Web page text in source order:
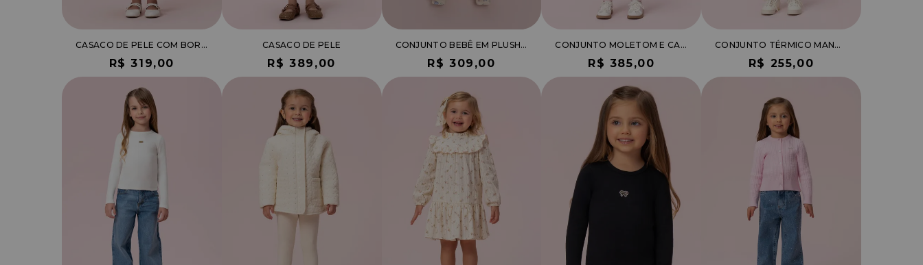
CASACO DE PELE COM BORDADO EM PAETÊ
R$ 319,00
CASACO DE PELE
R$ 389,00
CONJUNTO BEBÊ EM PLUSH DE MOLETOM E CALÇA COM ESTAMPA FLORES
R$ 309,00
CONJUNTO MOLETOM E CALÇA DE PLUSH COM APLICAÇÃO PÉROLAS
R$ 385,00
CONJUNTO TÉRMICO MANGA LONGA
R$ 255,00